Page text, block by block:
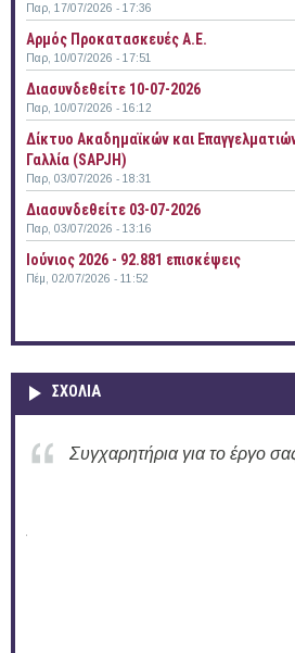
Παρ, 17/07/2026 - 17:36
Αρμός Προκατασκευές Α.Ε.
Παρ, 10/07/2026 - 17:51
Διασυνδεθείτε 10-07-2026
Παρ, 10/07/2026 - 16:12
Δίκτυο Ακαδημαϊκών και
Γαλλία (SAPJH)
Παρ, 03/07/2026 - 18:31
Διασυνδεθείτε 03-07-2026
Παρ, 03/07/2026 - 13:16
Ιούνιος 2026 - 92.881 επισκέψεις
Πέμ, 02/07/2026 - 11:52
ΣΧΟΛΙΑ
Συγχαρητήρια για